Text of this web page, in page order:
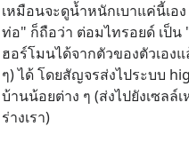
เหมือนจะดูน้ำหนักเบาแค่นี้เอ
ท่อ" ก็ถือว่า ต่อมไทรอยด์ เป็
ฮอร์โมนได้จากตัวของตัวเอง
ๆ) ได้ โดยสัญจรส่งไประบบ
บ้านน้อยต่าง ๆ (ส่งไปยังเซล
ร่างเรา)